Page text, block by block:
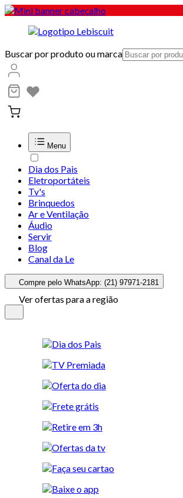
Buscar por produto ou marca
Menu
Dia dos Pais
Eletroportáteis
Tv's
Brinquedos
Ar e Ventilação
Áudio
Servir
Blog
Canal da Le
Compre pelo WhatsApp: (21) 97971-2181
Ver ofertas para a região